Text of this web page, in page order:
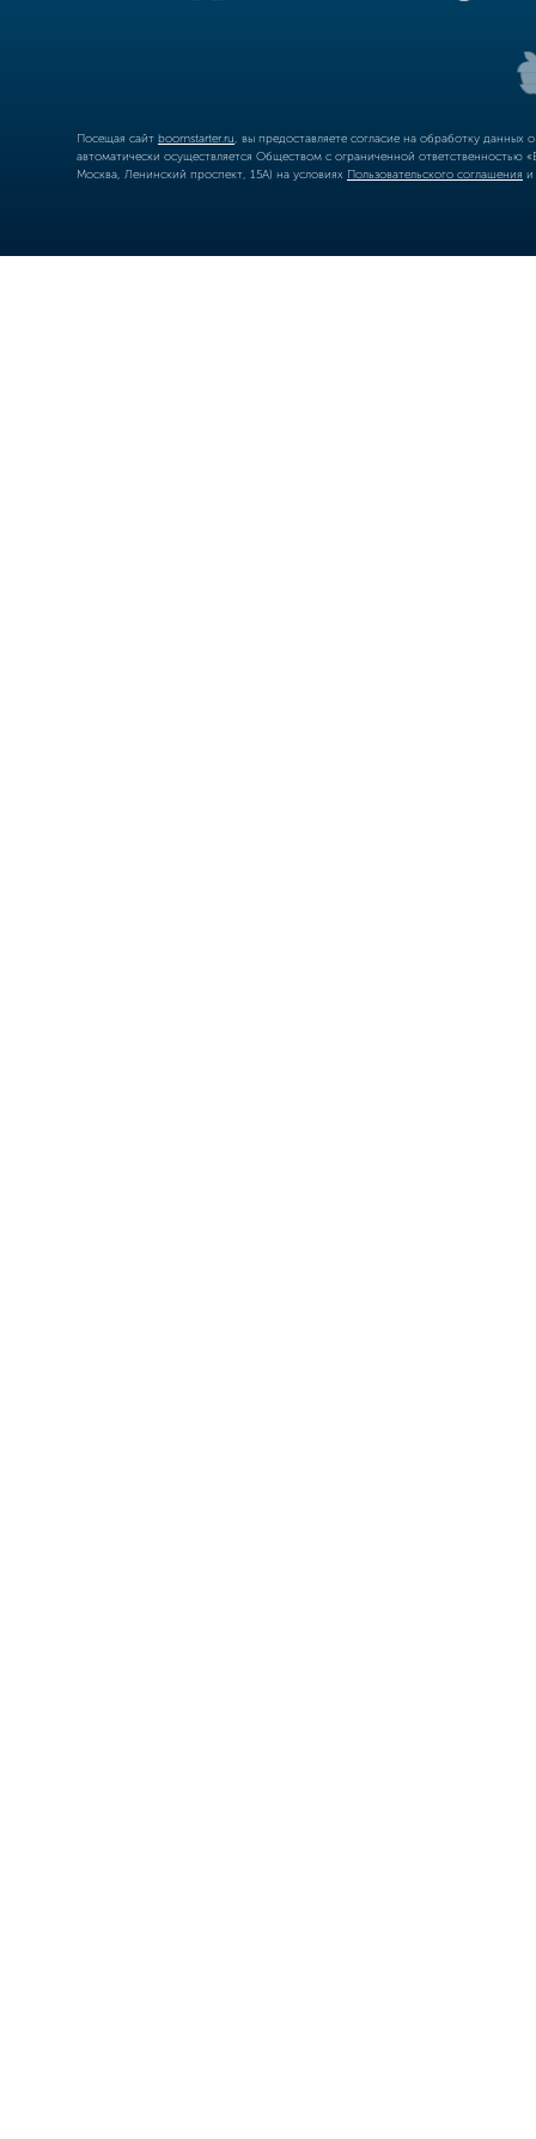
Посещая сайт boomstarter.ru , вы предоставляете согласие на обработку
автоматически осуществляется Обществом с ограниченной
Москва, Ленинский проспект, 15А) на условиях Пользовательского соглашения и